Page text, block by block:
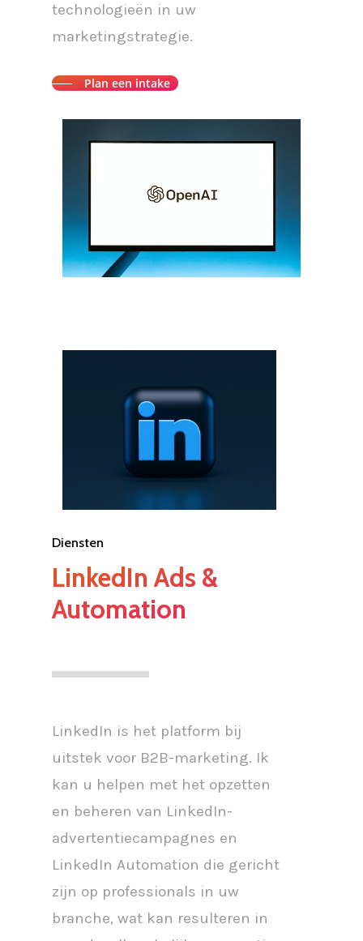
technologieën in uw
marketingstrategie.
Plan een intake
Diensten
LinkedIn Ads &
Automation
LinkedIn is het platform bij
uitstek voor B2B-marketing. Ik
kan u helpen met het opzetten
en beheren van LinkedIn-
advertentiecampagnes en
LinkedIn Automation die gericht
zijn op professionals in uw
branche, wat kan resulteren in